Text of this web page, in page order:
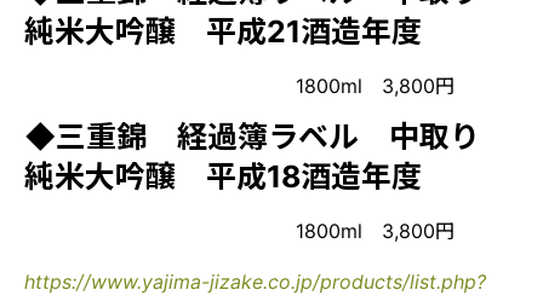
純米大吟醸 平成21酒造年度
1800ml 3,800円
◆三重錦 経過簿ラベル 中取り
純米大吟醸 平成18酒造年度
1800ml 3,800円
https://www.yajima-jizake.co.jp/products/list.php?